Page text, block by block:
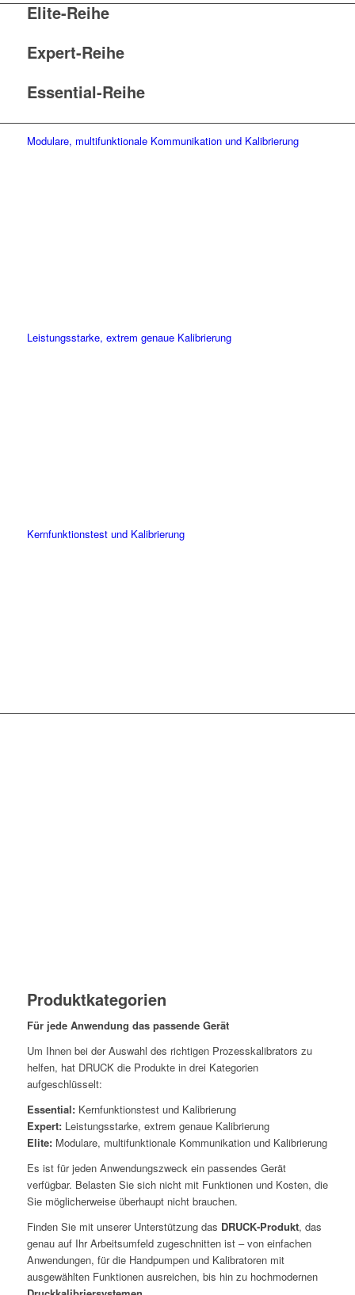
Elite-Reihe
Expert-Reihe
Essential-Reihe
Modulare, multifunktionale Kommunikation und Kalibrierung
Leistungsstarke, extrem genaue Kalibrierung
Kernfunktionstest und Kalibrierung
Produktkategorien
Für jede Anwendung das passende Gerät
Um Ihnen bei der Auswahl des richtigen Prozesskalibrators zu
helfen, hat DRUCK die Produkte in drei Kategorien
aufgeschlüsselt:
Essential:Kernfunktionstest und Kalibrierung
Expert:Leistungsstarke, extrem genaue Kalibrierung
Elite:Modulare, multifunktionale Kommunikation und Kalibrierung
Es ist für jeden Anwendungszweck ein passendes Gerät
verfügbar. Belasten Sie sich nicht mit Funktionen und Kosten, die
Sie möglicherweise überhaupt nicht brauchen.
Finden Sie mit unserer Unterstützung das DRUCK‑Produkt, das
genau auf Ihr Arbeitsumfeld zugeschnitten ist – von einfachen
Anwendungen, für die Handpumpen und Kalibratoren mit
ausgewählten Funktionen ausreichen, bis hin zu hochmodernen